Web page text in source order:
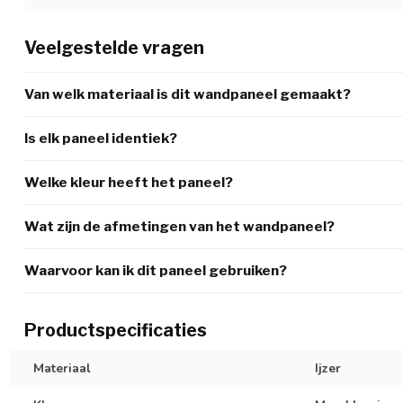
Veelgestelde vragen
Van welk materiaal is dit wandpaneel gemaakt?
Is elk paneel identiek?
Welke kleur heeft het paneel?
Wat zijn de afmetingen van het wandpaneel?
Waarvoor kan ik dit paneel gebruiken?
Productspecificaties
Materiaal Ijzer